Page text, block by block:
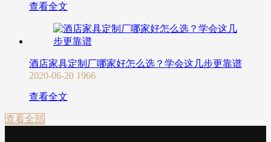
查看全文
酒店家具定制厂哪家好怎么选？学会这几步更靠谱
2020-06-20 1966
查看全文
查看全部